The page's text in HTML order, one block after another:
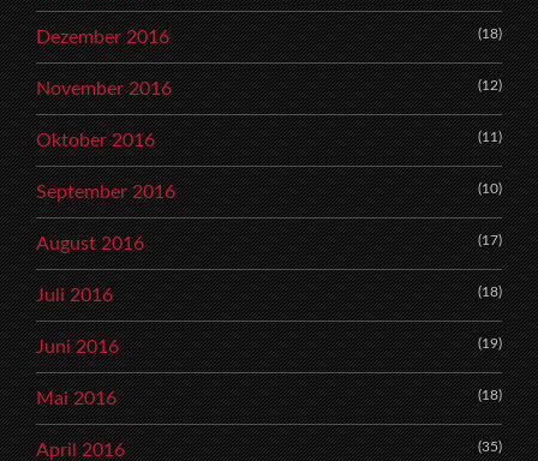
Dezember 2016 (18)
November 2016 (12)
Oktober 2016 (11)
September 2016 (10)
August 2016 (17)
Juli 2016 (18)
Juni 2016 (19)
Mai 2016 (18)
April 2016 (35)